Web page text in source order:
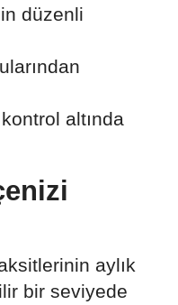
düzenli
altında
aylık
bir seviyede